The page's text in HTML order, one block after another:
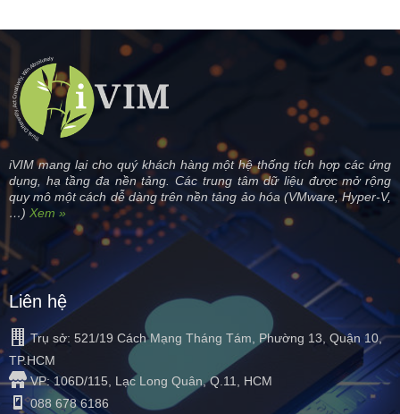
iVIM mang lại cho quý khách hàng một hệ thống tích hợp các ứng
dụng, hạ tầng đa nền tảng. Các trung tâm dữ liệu được mở rộng
quy mô một cách dễ dàng trên nền tảng ảo hóa (VMware, Hyper-V,
…) Xem »
Liên hệ
Trụ sở: 521/19 Cách Mạng Tháng Tám, Phường 13, Quận 10,
TP.HCM
VP: 106D/115, Lạc Long Quân, Q.11, HCM
088 678 6186